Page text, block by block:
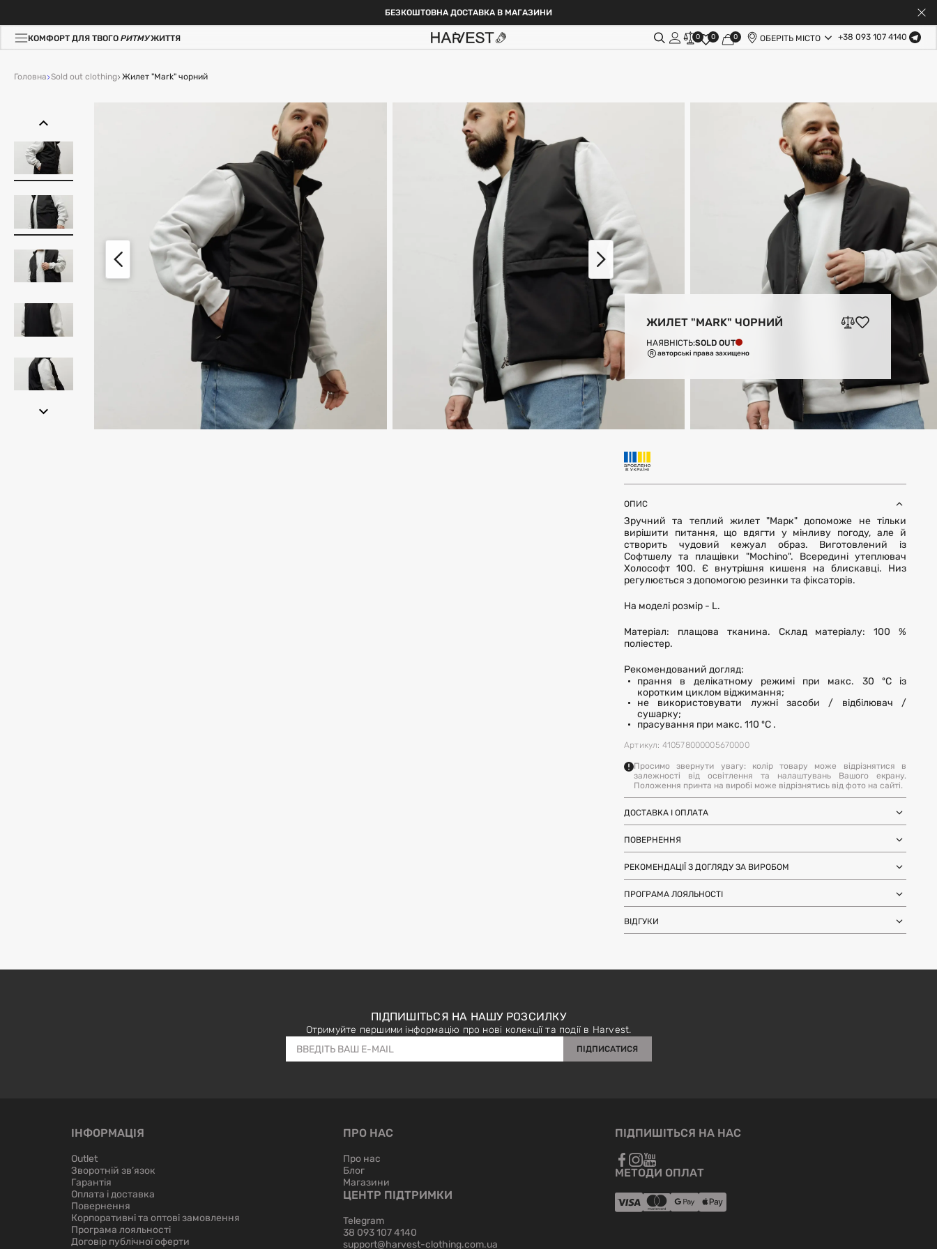
БЕЗКОШТОВНА ДОСТАВКА В МАГАЗИНИ
КОМФОРТ ДЛЯ ТВОГОРИТМУЖИТТЯ 0 0 0 ОБЕРІТЬ МІСТО +38 093 107 4140
Головна Sold out clothing Жилет "Mark" чорний
ЖИЛЕТ "MARK" ЧОРНИЙ
НАЯВНІСТЬ:SOLD OUT
авторські права захищено
ОПИС
Зручний та теплий жилет "Марк" допоможе не тільки
вирішити питання, що вдягти у мінливу погоду, але й
створить чудовий кежуал образ. Виготовлений із
Софтшелу та плащівки "Mochino". Всередині утеплювач
Холософт 100. Є внутрішня кишеня на блискавці. Низ
регулюється з допомогою резинки та фіксаторів.
На моделі розмір - L.
Матеріал: плащова тканина. Склад матеріалу: 100 %
поліестер.
Рекомендований догляд:
прання в делікатному режимі при макс. 30 ºC із
коротким циклом віджимання;
не використовувати лужні засоби / відбілювач /
сушарку;
прасування при макс. 110 ºC .
Артикул: 410578000005670000
Просимо звернути увагу: колір товару може відрізнятися в
залежності від освітлення та налаштувань Вашого екрану.
Положення принта на виробі може відрізнятись від фото на сайті.
ДОСТАВКА І ОПЛАТА
Замовлення через Нову Пошту (по
Україні)
Самовивіз з магазинів Harvest після SMS-підтвердження про
Міжнародна доставка Нова Пошта
Global
терміни уточнюйте для вашої
країни
Доставка день в день по Києву (за
умови наявності на складі у Києві) картці товару)
Більше інформації
ПОВЕРНЕННЯ
Ми залишили можливість повернення та обміну, щоб ви
почувались впевнено під час покупки. Ви можете
повернути або обміняти товар протягом 14 днів після
отримання замовлення.
Більше інформації
РЕКОМЕНДАЦІЇ З ДОГЛЯДУ ЗА ВИРОБОМ
не прасувати;
не прати у пральній машині, оскільки це зношує
матеріал та руйнує його поліуретанову основу. Також
можуть залишатись плями від порошку;
дозволяється лише ручне прання, для цього можна
використовувати губку та ємність з наповненою водою і
спирту (у т.ч. антисептик);
ПРОГРАМА ЛОЯЛЬНОСТІ
Отримуйте бонуси з кожного замовлення та
використовуйте їх для наступних покупок. Авторизуйтесь
на сайті, щоб накопичувати та списувати бонуси.
ВІДГУКИ
ПІДПИШІТЬСЯ НА НАШУ РОЗСИЛКУ
Отримуйте першими інформацію про нові колекції та події в Harvest.
ПІДПИСАТИСЯ
ІНФОРМАЦІЯ
Outlet
Зворотній зв’язок
Гарантія
Оплата і доставка
Повернення
Корпоративні та оптові замовлення
Програма лояльності
Договір публічної оферти
ПРО НАС
Про нас
Блог
Магазини
ЦЕНТР ПІДТРИМКИ
Telegram
38 093 107 4140
support@harvest-clothing.com.ua
ПІДПИШІТЬСЯ НА НАС
МЕТОДИ ОПЛАТ